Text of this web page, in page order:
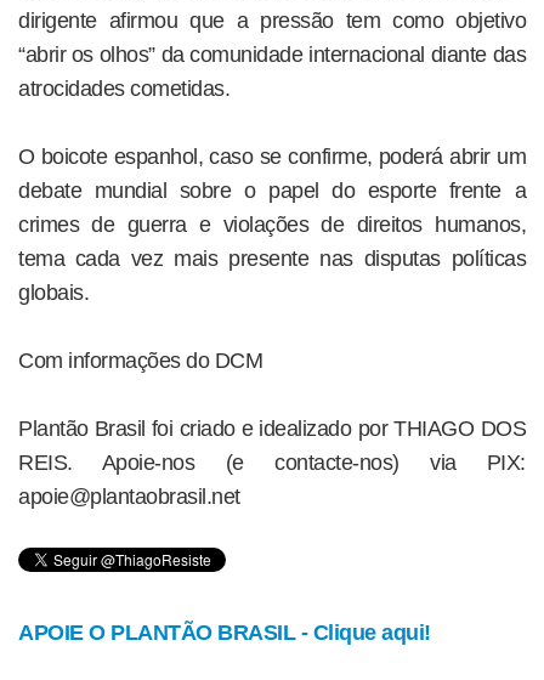
dirigente afirmou que a pressão tem como objetivo
“abrir os olhos” da comunidade internacional diante das
atrocidades cometidas.
O boicote espanhol, caso se confirme, poderá abrir um
debate mundial sobre o papel do esporte frente a
crimes de guerra e violações de direitos humanos,
tema cada vez mais presente nas disputas políticas
globais.
Com informações do DCM
Plantão Brasil foi criado e idealizado por THIAGO DOS
REIS. Apoie-nos (e contacte-nos) via PIX:
apoie@plantaobrasil.net
APOIE O PLANTÃO BRASIL - Clique aqui!